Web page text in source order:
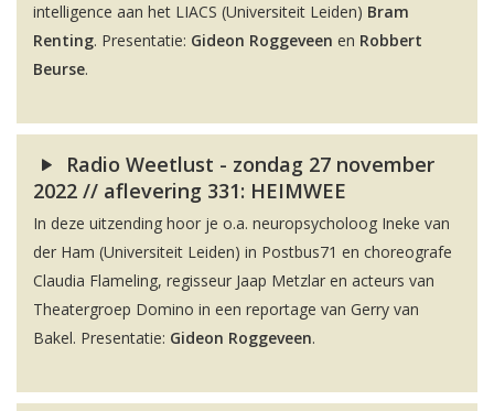
intelligence aan het LIACS (Universiteit Leiden) Bram
Renting. Presentatie: Gideon Roggeveen en Robbert
Beurse.
Radio Weetlust - zondag 27 november
2022 // aflevering 331: HEIMWEE
In deze uitzending hoor je o.a. neuropsycholoog Ineke van
der Ham (Universiteit Leiden) in Postbus71 en choreografe
Claudia Flameling, regisseur Jaap Metzlar en acteurs van
Theatergroep Domino in een reportage van Gerry van
Bakel. Presentatie: Gideon Roggeveen.